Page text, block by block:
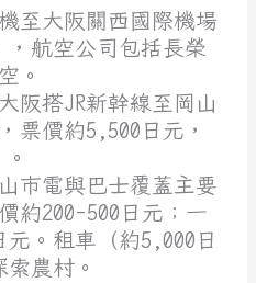
至大阪關西國際機場
，航空公司包括長榮
。
阪搭JR新幹線至岡山
票價約5,500日元，
山市電與巴士覆蓋主要
約200-500日元；一
元。租車（約5,000日
農村。